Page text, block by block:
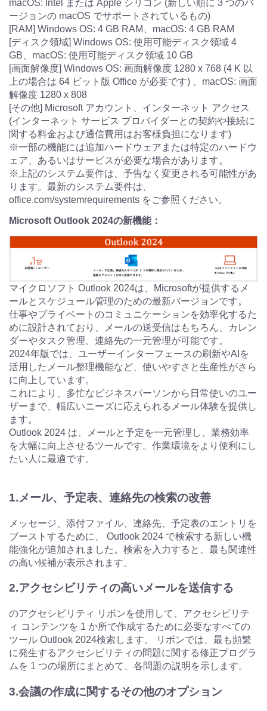
macOS: Intel または Apple シリコン (新しい順に 3 つのバ
ージョンの macOS でサポートされているもの)
[RAM] Windows OS: 4 GB RAM、macOS: 4 GB RAM
[ディスク領域] Windows OS: 使用可能ディスク領域 4
GB、macOS: 使用可能ディスク領域 10 GB
[画面解像度] Windows OS: 画面解像度 1280 x 768 (4 K 以
上の場合は 64 ビット版 Office が必要です) 、macOS: 画面
解像度 1280 x 808
[その他] Microsoft アカウント、インターネット アクセス
(インターネット サービス プロバイダーとの契約や接続に
関する料金および通信費用はお客様負担になります)
※一部の機能には追加ハードウェアまたは特定のハードウ
ェア、あるいはサービスが必要な場合があります。
※上記のシステム要件は、予告なく変更される可能性があ
ります。最新のシステム要件は、
office.com/systemrequirements をご参照ください。
Microsoft Outlook 2024の新機能：
マイクロソフト Outlook 2024は、Microsoftが提供するメ
ールとスケジュール管理のための最新バージョンです。
仕事やプライベートのコミュニケーションを効率化するた
めに設計されており、メールの送受信はもちろん、カレン
ダーやタスク管理、連絡先の一元管理が可能です。
2024年版では、ユーザーインターフェースの刷新やAIを
活用したメール整理機能など、使いやすさと生産性がさら
に向上しています。
これにより、多忙なビジネスパーソンから日常使いのユー
ザーまで、幅広いニーズに応えられるメール体験を提供し
ます。
Outlook 2024 は、メールと予定を一元管理し、業務効率
を大幅に向上させるツールです。作業環境をより便利にし
たい人に最適です。
1.メール、予定表、連絡先の検索の改善
メッセージ、添付ファイル、連絡先、予定表のエントリを
ブーストするために、 Outlook 2024 で検索する新しい機
能強化が追加されました。検索を入力すると、最も関連性
の高い候補が表示されます。
2.アクセシビリティの高いメールを送信する
のアクセシビリティ リボンを使用して、アクセシビリテ
ィ コンテンツを 1 か所で作成するために必要なすべての
ツール Outlook 2024検索します。 リボンでは、最も頻繁
に発生するアクセシビリティの問題に関する修正プログラ
ムを 1 つの場所にまとめて、各問題の説明を示します。
3.会議の作成に関するその他のオプション